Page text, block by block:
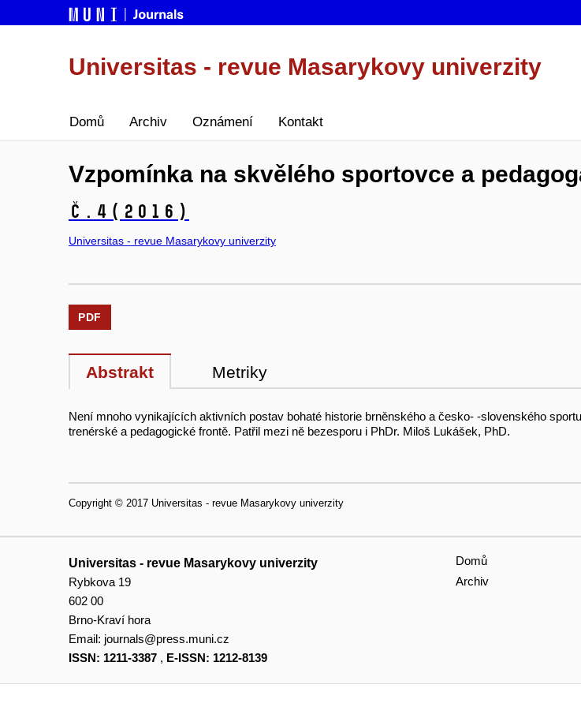
Universitas - revue Masarykovy univerzity
Domů Archiv Oznámení Kontakt
Vzpomínka na skvělého sportovce a
č.4 (2016)
Universitas - revue Masarykovy univerzity
PDF
Abstrakt Metriky
Není mnoho vynikajících aktivních postav bohaté historie brněnského a česko- -slovenského
trenérské a pedagogické frontě. Patřil mezi ně bezesporu i PhDr. Miloš Lukášek, PhD.
Copyright © 2017 Universitas - revue Masarykovy univerzity
Universitas - revue Masarykovy univerzity
Rybkova 19
602 00
Brno-Kraví hora
Email: journals@press.muni.cz
ISSN: 1211-3387 , E-ISSN: 1212-8139
Domů
Archiv